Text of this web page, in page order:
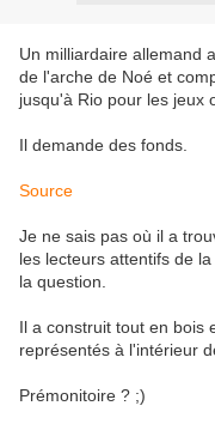
Un milliardaire allemand
de l'arche de Noé et
jusqu'à Rio pour les jeux
Il demande des fonds.
Source
Je ne sais pas où il a
les lecteurs attentifs de
la question.
Il a construit tout en bois
représentés à l'intérieur
Prémonitoire ? ;)